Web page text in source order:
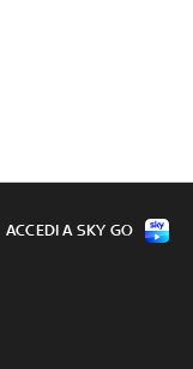
ACCEDI A SKY GO